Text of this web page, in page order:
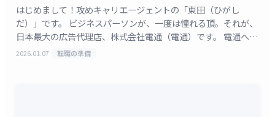
はじめまして！攻めキャリエージェントの「東田（ひがし
だ）」です。 ビジネスパーソンが、一度は憧れる頂。それが、
日本最大の広告代理店、株式会社電通（電通）です。 電通への
転職や電通の年収で検索しているあなたは、「平均年収1
2026.01.07 転職の準備